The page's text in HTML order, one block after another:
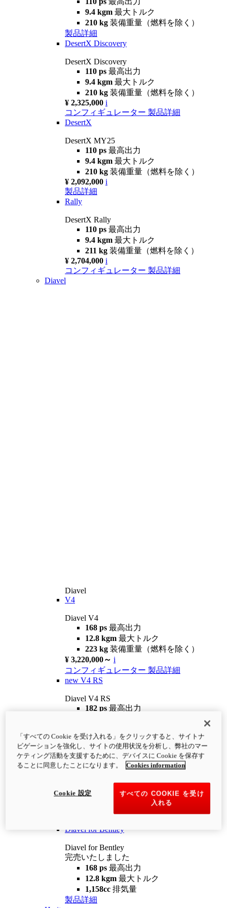
9.4 kgm 最大トルク
210 kg 装備重量（燃料を除く）
製品詳細
DesertX Discovery
DesertX Discovery
110 ps 最高出力
9.4 kgm 最大トルク
210 kg 装備重量（燃料を除く）
¥ 2,325,000 i
コンフィギュレーター 製品詳細
DesertX
DesertX MY25
110 ps 最高出力
9.4 kgm 最大トルク
210 kg 装備重量（燃料を除く）
¥ 2,092,000 i
製品詳細
Rally
DesertX Rally
110 ps 最高出力
9.4 kgm 最大トルク
211 kg 装備重量（燃料を除く）
¥ 2,704,000 i
コンフィギュレーター 製品詳細
Diavel
Diavel
V4
Diavel V4
168 ps 最高出力
12.8 kgm 最大トルク
223 kg 装備重量（燃料を除く）
¥ 3,220,000～ i
コンフィギュレーター 製品詳細
new V4 RS
Diavel V4 RS
182 ps 最高出力
¥4,400,000 i
コンフィギュレーター 製品詳細
newV4 RS 100
12.2 kgm
最大トルク
装備重量（燃料を除く）
Diavel for Bentley
Diavel for Bentley
完売いたしました
168 ps 最高出力
12.8 kgm 最大トルク
1,158cc 排気量
製品詳細
「すべての Cookie を受け入れる」をクリックすると、サイトナ
ビゲーションを強化し、サイトの使用状況を分析し、弊社のマー
ケティング活動を支援するために、デバイスに Cookie を保存す
ることに同意したことになります。
Cookies information
すべての COOKIE を受け
入れる
Cookie 設定